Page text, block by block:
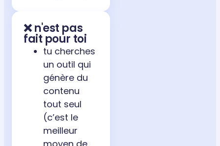
❌ n'est pas
fait pour toi
tu cherches
un outil qui
génère du
contenu
tout seul
(c’est le
meilleur